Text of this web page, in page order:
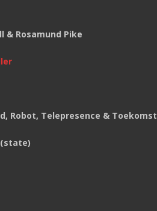
& Rosamund Pike
Robot, Telepresence & Toekomst
(state)